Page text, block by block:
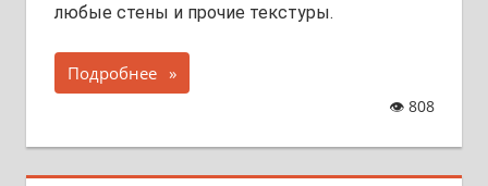
любые стены и прочие текстуры.
Подробнее
👁 808